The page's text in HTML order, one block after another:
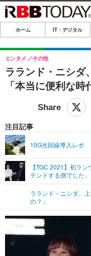
ホーム
IT・デジタル
IT・デジタルTOP
ショッピング
SPEED TEST
エンタメTOP
グラビア
ショッピング
ライフTOP
その他
リリース一覧
プッシュ通知の停止方法
ホーム IT・デジタル
ラランド・ニシダ
「本当に便利な時
エンタメ その他
注目記事
10G光回線導入レポ
【TGC 2021】初ラ
テンドする側でした」
ラランド・ニシダ、
の？」